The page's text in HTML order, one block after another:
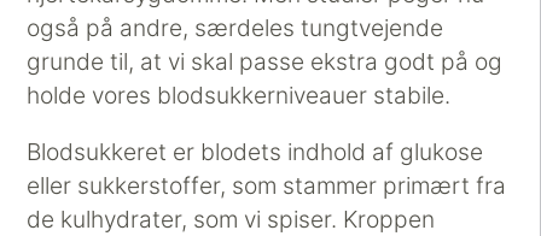
også på andre, særdeles tungtvejende
grunde til, at vi skal passe ekstra godt på og
holde vores blodsukkerniveauer stabile.
Blodsukkeret er blodets indhold af glukose
eller sukkerstoffer, som stammer primært fra
de kulhydrater, som vi spiser. Kroppen